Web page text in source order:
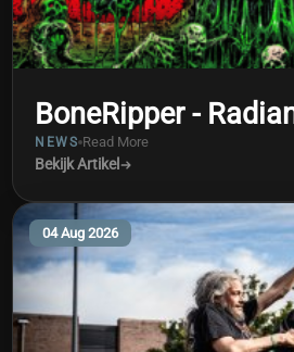
BoneRipper -
NEWS Read More
Bekijk Artikel
04 Aug 2026